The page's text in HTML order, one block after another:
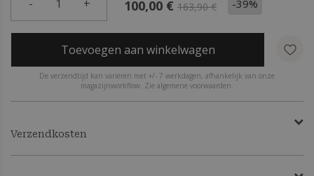
- 1 + 100,00 € 163,90 € -39%
Toevoegen aan winkelwagen
De verzendtijd kan variëren met +/- 7 werkdagen, afhankelijk van onze
magazijnworkflow. Zie algemene voorwaarden.
Verzendkosten